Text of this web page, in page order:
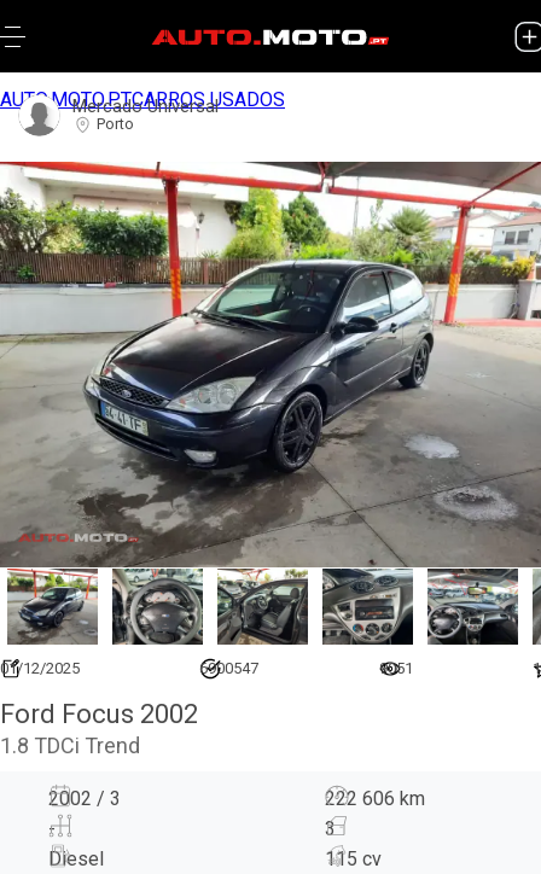
AUTO.MOTO.PTCARROS USADOS
01/12/2025 6900547 9051 1
Ford Focus 2002
1.8 TDCi Trend
2002 / 3
222 606 km
-
3
Diesel
115 cv
Mercado Universal
Porto